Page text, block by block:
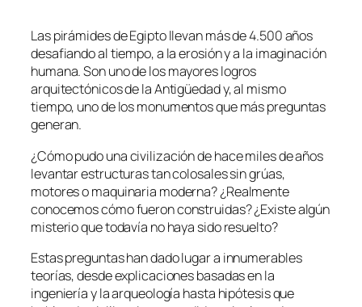
Las pirámides de Egipto llevan más de 4.500 años
desafiando al tiempo, a la erosión y a la imaginación
humana. Son uno de los mayores logros
arquitectónicos de la Antigüedad y, al mismo
tiempo, uno de los monumentos que más preguntas
generan.
¿Cómo pudo una civilización de hace miles de años
levantar estructuras tan colosales sin grúas,
motores o maquinaria moderna? ¿Realmente
conocemos cómo fueron construidas? ¿Existe algún
misterio que todavía no haya sido resuelto?
Estas preguntas han dado lugar a innumerables
teorías, desde explicaciones basadas en la
ingeniería y la arqueología hasta hipótesis que